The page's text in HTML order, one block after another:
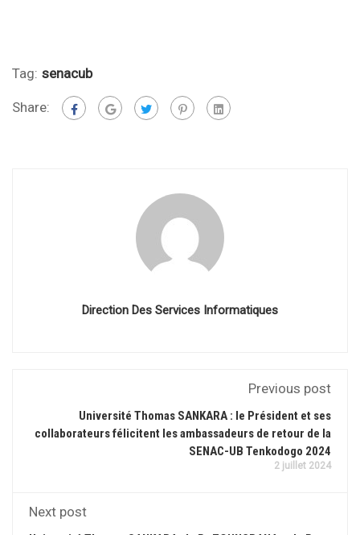
Tag: senacub
Share:
Direction Des Services Informatiques
Previous post
Université Thomas SANKARA : le Président et ses
collaborateurs félicitent les ambassadeurs de retour de la
SENAC-UB Tenkodogo 2024
2 juillet 2024
Next post